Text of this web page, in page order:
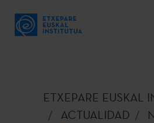
ETXEPARE EUSKAL
ACTUALIDAD